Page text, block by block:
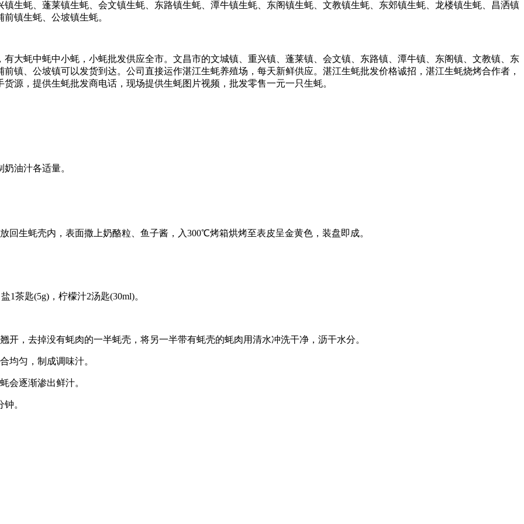
生蚝、蓬莱镇生蚝、会文镇生蚝、东路镇生蚝、潭牛镇生蚝、东阁镇生蚝、文教镇生蚝、东郊镇生蚝、龙楼镇生蚝、昌洒镇
镇生蚝、公坡镇生蚝。
蚝中蚝中小蚝，小蚝批发供应全市。文昌市的文城镇、重兴镇、蓬莱镇、会文镇、东路镇、潭牛镇、东阁镇、文教镇、东
镇、公坡镇可以发货到达。公司直接运作湛江生蚝养殖场，每天新鲜供应。湛江生蚝批发价格诚招，湛江生蚝烧烤合作者，
源，提供生蚝批发商电话，现场提供生蚝图片视频，批发零售一元一只生蚝。
油汁各适量。
蚝壳内，表面撒上奶酪粒、鱼子酱，入300℃烤箱烘烤至表皮呈金黄色，装盘即成。
匙(5g)，柠檬汁2汤匙(30ml)。
去掉没有蚝肉的一半蚝壳，将另一半带有蚝壳的蚝肉用清水冲洗干净，沥干水分。
匀，制成调味汁。
逐渐渗出鲜汁。
。